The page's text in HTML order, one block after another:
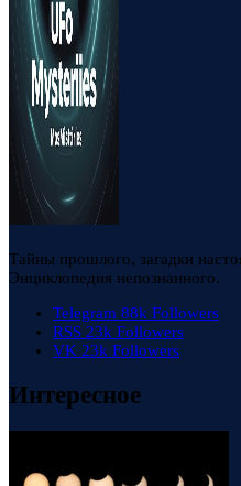
Тайны прошлого, загадки
Энциклопедия непознанного.
Telegram 88k Followers
RSS 23k Followers
VK 23k Followers
Интересное